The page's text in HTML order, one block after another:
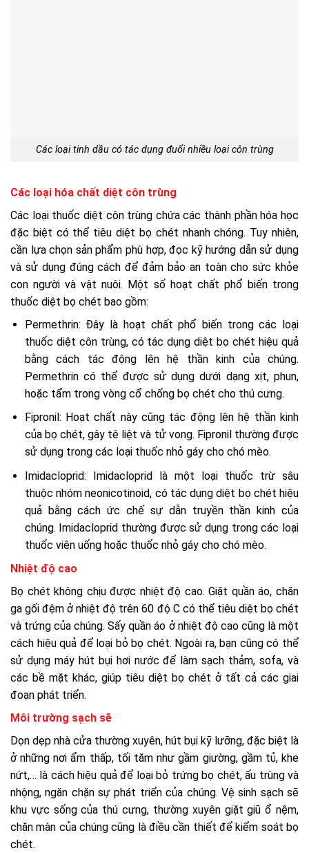
Các loại tinh dầu có tác dụng đuổi nhiều loại côn trùng
Các loại hóa chất diệt côn trùng
Các loại thuốc diệt côn trùng chứa các thành phần hóa học
đặc biệt có thể tiêu diệt bọ chét nhanh chóng. Tuy nhiên,
cần lựa chọn sản phẩm phù hợp, đọc kỹ hướng dẫn sử dụng
và sử dụng đúng cách để đảm bảo an toàn cho sức khỏe
con người và vật nuôi. Một số hoạt chất phổ biến trong
thuốc diệt bọ chét bao gồm:
Permethrin: Đây là hoạt chất phổ biến trong các loại
thuốc diệt côn trùng, có tác dụng diệt bọ chét hiệu quả
bằng cách tác động lên hệ thần kinh của chúng.
Permethrin có thể được sử dụng dưới dạng xịt, phun,
hoặc tẩm trong vòng cổ chống bọ chét cho thú cưng.
Fipronil: Hoạt chất này cũng tác động lên hệ thần kinh
của bọ chét, gây tê liệt và tử vong. Fipronil thường được
sử dụng trong các loại thuốc nhỏ gáy cho chó mèo.
Imidacloprid: Imidacloprid là một loại thuốc trừ sâu
thuộc nhóm neonicotinoid, có tác dụng diệt bọ chét hiệu
quả bằng cách ức chế sự dẫn truyền thần kinh của
chúng. Imidacloprid thường được sử dụng trong các loại
thuốc viên uống hoặc thuốc nhỏ gáy cho chó mèo.
Nhiệt độ cao
Bọ chét không chịu được nhiệt độ cao. Giặt quần áo, chăn
ga gối đệm ở nhiệt độ trên 60 độ C có thể tiêu diệt bọ chét
và trứng của chúng. Sấy quần áo ở nhiệt độ cao cũng là một
cách hiệu quả để loại bỏ bọ chét. Ngoài ra, bạn cũng có thể
sử dụng máy hút bụi hơi nước để làm sạch thảm, sofa, và
các bề mặt khác, giúp tiêu diệt bọ chét ở tất cả các giai
đoạn phát triển.
Môi trường sạch sẽ
Dọn dẹp nhà cửa thường xuyên, hút bụi kỹ lưỡng, đặc biệt là
ở những nơi ẩm thấp, tối tăm như gầm giường, gầm tủ, khe
nứt,… là cách hiệu quả để loại bỏ trứng bọ chét, ấu trùng và
nhộng, ngăn chặn sự phát triển của chúng. Vệ sinh sạch sẽ
khu vực sống của thú cưng, thường xuyên giặt giũ ổ nệm,
chăn màn của chúng cũng là điều cần thiết để kiểm soát bọ
chét.